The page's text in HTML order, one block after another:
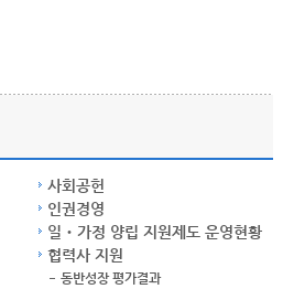
사회공헌
인권경영
일‧가정 양립 지원제도 운영현황
협력사 지원
동반성장 평가결과